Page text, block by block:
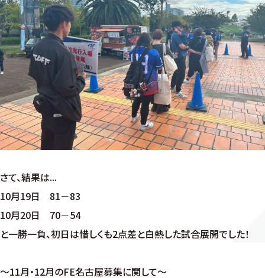
さて、結果は...
10月19日 81－83
10月20日 70－54
と一勝一負、初日は惜しくも2点差と白熱した試合展開でした！
～11月・12月のFE名古屋募集に関して～